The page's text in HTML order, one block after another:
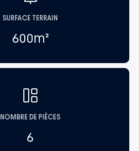
SURFACE TERRAIN
600m²
NOMBRE DE PIÈCES
6